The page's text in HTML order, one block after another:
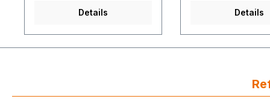
Stahlprofilrahmen in lichtgrau
- Made in Germany
für: große Secare Rollen mit
Details
RolleDer Preis
jeweils auf eine VE =
Vorteile beim Kauf
Details